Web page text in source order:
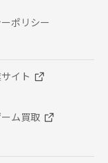
ポリシー
イト
ム買取